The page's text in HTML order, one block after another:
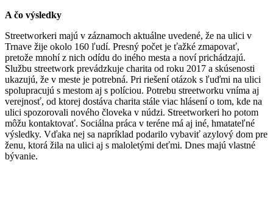
A čo výsledky
Streetworkeri majú v záznamoch aktuálne uvedené, že na ulici v
Trnave žije okolo 160 ľudí. Presný počet je ťažké zmapovať,
pretože mnohí z nich odídu do iného mesta a noví prichádzajú.
Službu streetwork prevádzkuje charita od roku 2017 a skúsenosti
ukazujú, že v meste je potrebná. Pri riešení otázok s ľuďmi na ulici
spolupracujú s mestom aj s políciou. Potrebu streetworku vníma aj
verejnosť, od ktorej dostáva charita stále viac hlásení o tom, kde na
ulici spozorovali nového človeka v núdzi. Streetworkeri ho potom
môžu kontaktovať. Sociálna práca v teréne má aj iné, hmatateľné
výsledky. Vďaka nej sa napríklad podarilo vybaviť azylový dom pre
ženu, ktorá žila na ulici aj s maloletými deťmi. Dnes majú vlastné
bývanie.